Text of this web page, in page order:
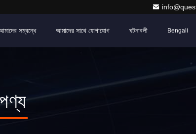
সম্বন্ধে আমাদের সাথে যোগাযোগ ঘটনাবলী Bengali